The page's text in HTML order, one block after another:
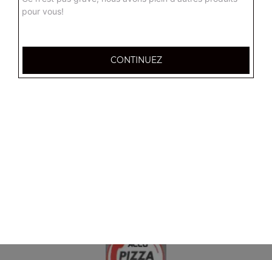
Tenders 10 pcs
Frites ou potatoes
1 barquette de frites
pour vous!
CONTINUEZ